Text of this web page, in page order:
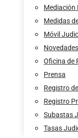
Mediación
Medidas
Móvil
Novedades
Oficina de
Prensa
Registro
Registro
Subastas
Tasas